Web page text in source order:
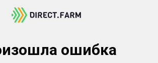
ошибка